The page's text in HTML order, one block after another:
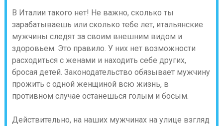
В Италии такого нет! Не важно, сколько ты
зарабатываешь или сколько тебе лет, итальянские
мужчины следят за своим внешним видом и
здоровьем. Это правило. У них нет возможности
расходиться с женами и находить себе других,
бросая детей. Законодательство обязывает мужчину
прожить с одной женщиной всю жизнь, в
противном случае останешься голым и босым.
Действительно, на наших мужчинах на улице взгляд